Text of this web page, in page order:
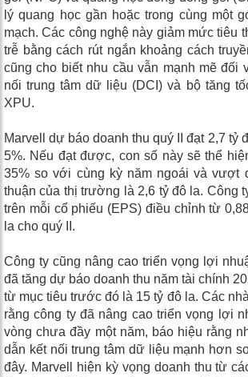
lý quang học gần hoặc trong cùng một
mạch. Các công nghệ này giảm mức tiêu
trễ bằng cách rút ngắn khoảng cách
cũng cho biết nhu cầu vẫn mạnh mẽ đối
nối trung tâm dữ liệu (DCI) và bộ tăng
XPU.
Marvell dự báo doanh thu quý II đạt 2,7 tỷ
5%. Nếu đạt được, con số này sẽ thể
35% so với cùng kỳ năm ngoái và vượt
thuận của thị trường là 2,6 tỷ đô la. Công
trên mỗi cổ phiếu (EPS) điều chỉnh từ
la cho quý II.
Công ty cũng nâng cao triển vọng lợi
đã tăng dự báo doanh thu năm tài chính
từ mục tiêu trước đó là 15 tỷ đô la. Các
rằng công ty đã nâng cao triển vọng lợi
vòng chưa đầy một năm, báo hiệu rằng
dẫn kết nối trung tâm dữ liệu mạnh hơn
đây. Marvell hiện kỳ ​​vọng doanh thu từ